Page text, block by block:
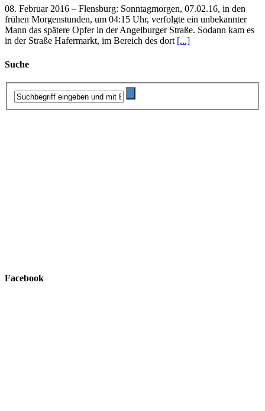
08. Februar 2016 – Flensburg: Sonntagmorgen, 07.02.16, in den
frühen Morgenstunden, um 04:15 Uhr, verfolgte ein unbekannter
Mann das spätere Opfer in der Angelburger Straße. Sodann kam es
in der Straße Hafermarkt, im Bereich des dort [...]
Suche
Facebook